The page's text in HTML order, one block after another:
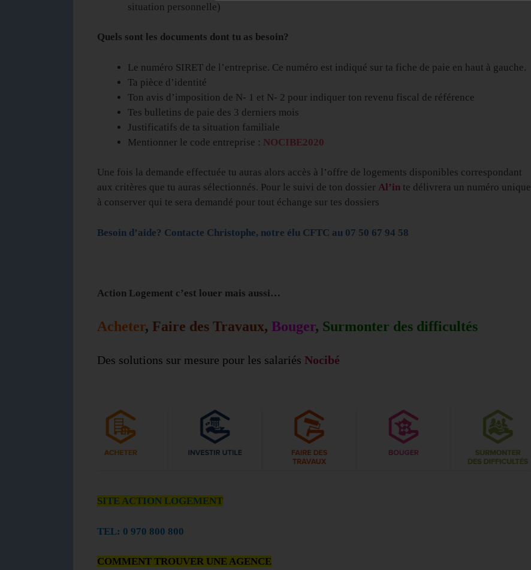
situation personnelle)
Quels sont les documents dont tu as besoin?
Le numéro SIRET de l’entreprise. Ce numéro est indiqué sur ta fiche de paie en haut à gauche.
Ta pièce d’identité
Ton avis d’imposition de N- 1 et N- 2 pour indiquer ton revenu fiscal de référence
Tes bulletins de paie des 3 derniers mois
Justificatifs de ta situation familiale
Mentionner le code entreprise : NOCIBE2020
Une fois la demande effectuée tu auras alors accès à l’offre de logements disponibles correspondant
aux critères que tu auras sélectionnés. Pour le suivi de ton dossier Al’in te délivrera un numéro unique
à conserver qui te sera demandé pour tout échange sur tes dossiers
Besoin d’aide? Contacte Christophe, notre élu CFTC au 07 50 67 94 58
Action Logement c’est louer mais aussi…
Acheter, Faire des Travaux, Bouger, Surmonter des difficultés
Des solutions sur mesure pour les salariés Nocibé
SITE ACTION LOGEMENT
TEL: 0 970 800 800
COMMENT TROUVER UNE AGENCE